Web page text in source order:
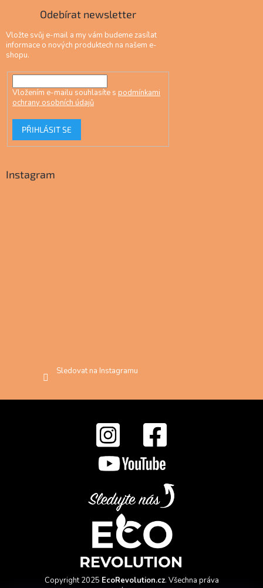
Odebírat newsletter
Vložte svůj e-mail a my vám budeme zasílat
informace o nových produktech na našem e-
shopu.
Vložením e-mailu souhlasíte s podmínkami
ochrany osobních údajů
PŘIHLÁSIT SE
Instagram
Sledovat na Instagramu
Copyright 2025 EcoRevolution.cz. Všechna práva